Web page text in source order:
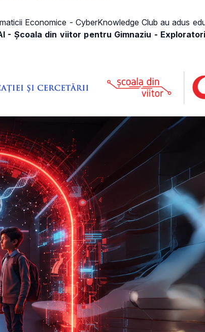
Economice - CyberKnowledge Club au adus
- Școala din viitor pentru Gimnaziu -